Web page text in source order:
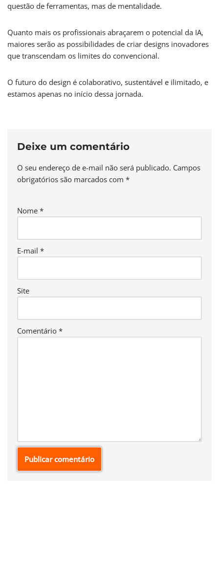
questão de ferramentas, mas de mentalidade.
Quanto mais os profissionais abraçarem o potencial da IA,
maiores serão as possibilidades de criar designs inovadores
que transcendam os limites do convencional.
O futuro do design é colaborativo, sustentável e ilimitado, e
estamos apenas no início dessa jornada.
Deixe um comentário
O seu endereço de e-mail não será publicado. Campos
obrigatórios são marcados com *
Nome *
E-mail *
Site
Comentário *